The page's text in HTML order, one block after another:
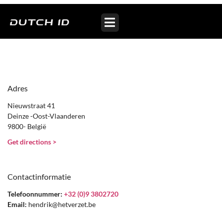
Fietsenwinkel Het Verzet
Adres
Nieuwstraat 41
Deinze -Oost-Vlaanderen
9800- België
Get directions >
Contactinformatie
Telefoonnummer: +32 (0)9 3802720
Email: hendrik@hetverzet.be